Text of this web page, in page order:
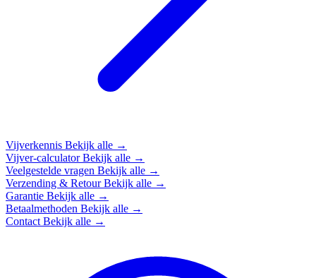
Vijverkennis Bekijk alle →
Vijver-calculatorBekijk alle →
Veelgestelde vragen Bekijk alle →
Verzending & RetourBekijk alle →
Garantie Bekijk alle →
Betaalmethoden Bekijk alle →
Contact Bekijk alle →